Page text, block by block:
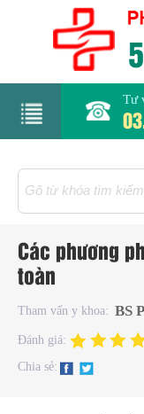
Tư
Các phương
toàn
Tham vấn y khoa: BS
Đánh giá:
Chia sẻ: